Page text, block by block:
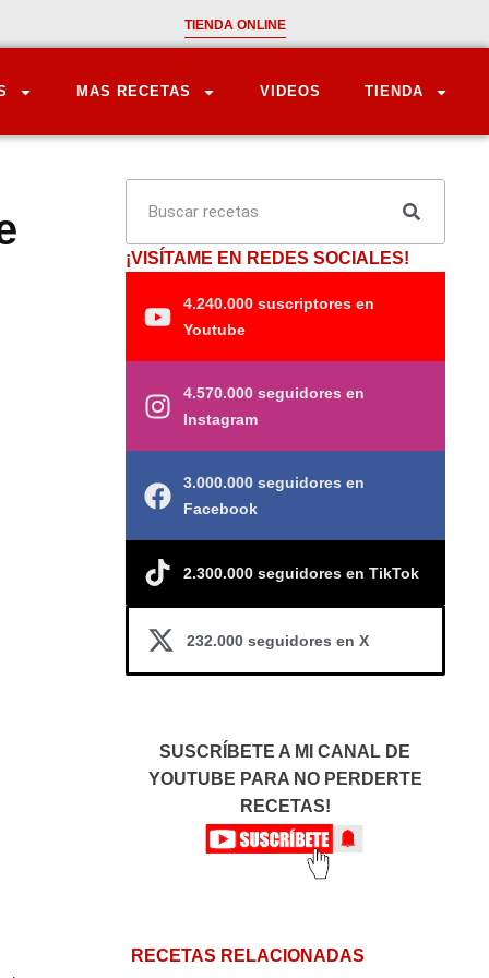
TIENDA ONLINE
MAS RECETAS VIDEOS TIENDA
¡VISÍTAME EN REDES SOCIALES!
4.240.000 suscriptores en
Youtube
4.570.000 seguidores en
Instagram
3.000.000 seguidores en
Facebook
2.300.000 seguidores en TikTok
232.000 seguidores en X
SUSCRÍBETE A MI CANAL DE
YOUTUBE PARA NO PERDERTE
RECETAS!
RECETAS RELACIONADAS